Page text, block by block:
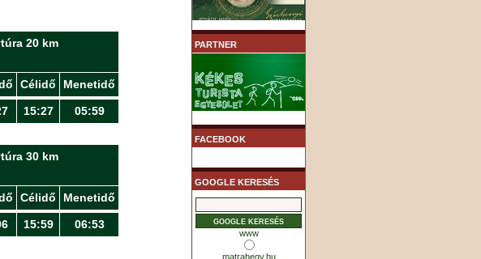
20 km
Célidő Menetidő
15:27 05:59
30 km
Célidő Menetidő
15:59 06:53
K&H SZÉP Kártya
PARTNER
FACEBOOK
GOOGLE KERESÉS
www
matrahegy.hu